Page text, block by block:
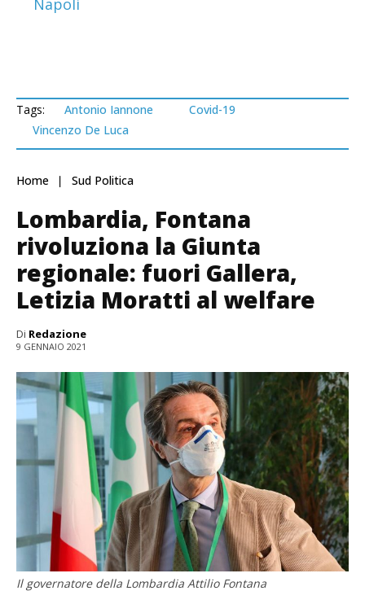
Napoli
Tags: Antonio Iannone
Covid-19
Vincenzo De Luca
Home Sud Politica
Lombardia, Fontana
rivoluziona la Giunta
regionale: fuori Gallera,
Letizia Moratti al welfare
Di Redazione
9 GENNAIO 2021
Il governatore della Lombardia Attilio Fontana